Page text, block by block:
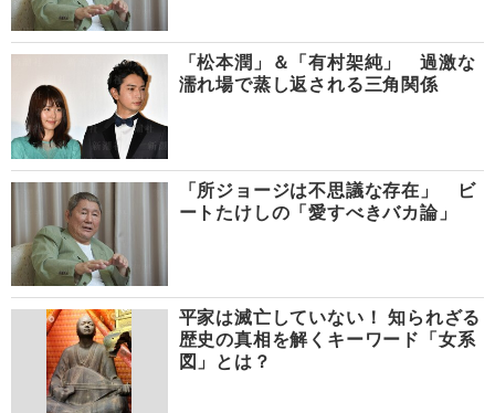
「松本潤」＆「有村架純」 過激な
濡れ場で蒸し返される三角関係
「所ジョージは不思議な存在」 ビ
ートたけしの「愛すべきバカ論」
平家は滅亡していない！ 知られざる
歴史の真相を解くキーワード「女系
図」とは？